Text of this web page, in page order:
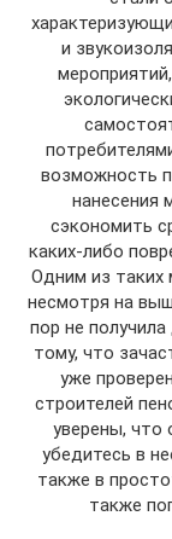
и
возможность
нанесения
сэкономить
каких-либо
Одним из таких
несмотря на
пор не
тому, что
уже
строителей
уверены, что
убедитесь в
также в
также